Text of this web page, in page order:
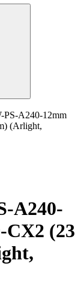
PS-A240-12mm
(Arlight,
A240-
CX2 (23